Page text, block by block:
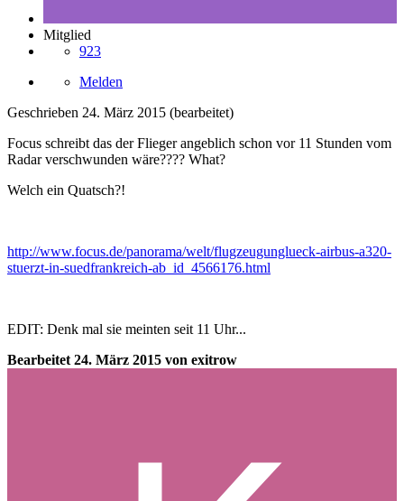
Mitglied
923
Melden
Geschrieben 24. März 2015 (bearbeitet)
Focus schreibt das der Flieger angeblich schon vor 11 Stunden vom
Radar verschwunden wäre???? What?
Welch ein Quatsch?!
http://www.focus.de/panorama/welt/flugzeugunglueck-airbus-a320-
stuerzt-in-suedfrankreich-ab_id_4566176.html
EDIT: Denk mal sie meinten seit 11 Uhr...
Bearbeitet 24. März 2015 von exitrow